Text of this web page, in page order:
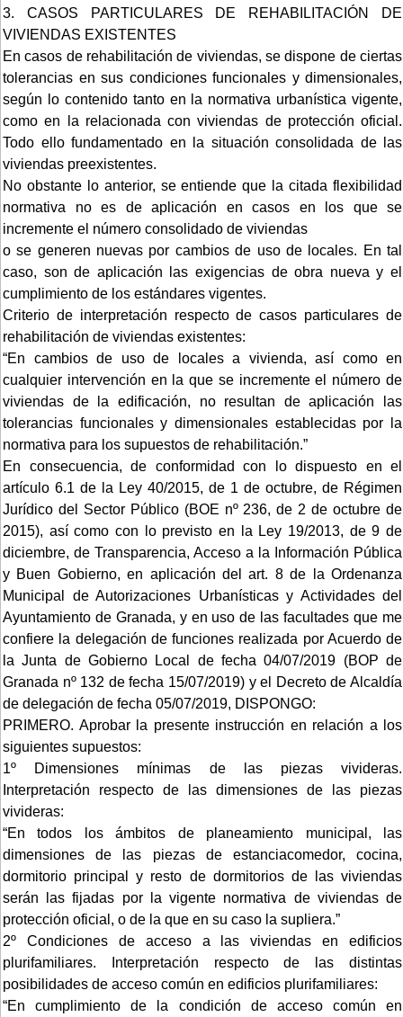
3. CASOS PARTICULARES DE REHABILITACIÓN DE
VIVIENDAS EXISTENTES
En casos de rehabilitación de viviendas, se dispone de ciertas
tolerancias en sus condiciones funcionales y dimensionales,
según lo contenido tanto en la normativa urbanística vigente,
como en la relacionada con viviendas de protección oficial.
Todo ello fundamentado en la situación consolidada de las
viviendas preexistentes.
No obstante lo anterior, se entiende que la citada flexibilidad
normativa no es de aplicación en casos en los que se
incremente el número consolidado de viviendas
o se generen nuevas por cambios de uso de locales. En tal
caso, son de aplicación las exigencias de obra nueva y el
cumplimiento de los estándares vigentes.
Criterio de interpretación respecto de casos particulares de
rehabilitación de viviendas existentes:
“En cambios de uso de locales a vivienda, así como en
cualquier intervención en la que se incremente el número de
viviendas de la edificación, no resultan de aplicación las
tolerancias funcionales y dimensionales establecidas por la
normativa para los supuestos de rehabilitación.”
En consecuencia, de conformidad con lo dispuesto en el
artículo 6.1 de la Ley 40/2015, de 1 de octubre, de Régimen
Jurídico del Sector Público (BOE nº 236, de 2 de octubre de
2015), así como con lo previsto en la Ley 19/2013, de 9 de
diciembre, de Transparencia, Acceso a la Información Pública
y Buen Gobierno, en aplicación del art. 8 de la Ordenanza
Municipal de Autorizaciones Urbanísticas y Actividades del
Ayuntamiento de Granada, y en uso de las facultades que me
confiere la delegación de funciones realizada por Acuerdo de
la Junta de Gobierno Local de fecha 04/07/2019 (BOP de
Granada nº 132 de fecha 15/07/2019) y el Decreto de Alcaldía
de delegación de fecha 05/07/2019, DISPONGO:
PRIMERO. Aprobar la presente instrucción en relación a los
siguientes supuestos:
1º Dimensiones mínimas de las piezas vivideras.
Interpretación respecto de las dimensiones de las piezas
vivideras:
“En todos los ámbitos de planeamiento municipal, las
dimensiones de las piezas de estanciacomedor, cocina,
dormitorio principal y resto de dormitorios de las viviendas
serán las fijadas por la vigente normativa de viviendas de
protección oficial, o de la que en su caso la supliera.”
2º Condiciones de acceso a las viviendas en edificios
plurifamiliares. Interpretación respecto de las distintas
posibilidades de acceso común en edificios plurifamiliares:
“En cumplimiento de la condición de acceso común en